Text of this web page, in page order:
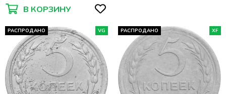
В КОРЗИНУ
РАСПРОДАНО VG РАСПРОДАНО XF